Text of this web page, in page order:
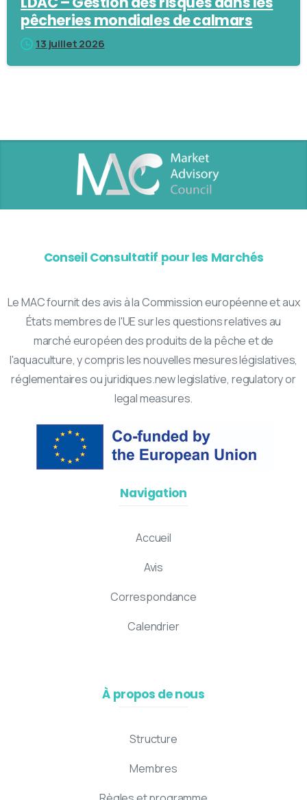
pêcheries mondiales de calmars
13 juillet 2026
Conseil Consultatif pour les Marchés
Le MAC fournit des avis à la Commission européenne et aux
États membres de l'UE sur les questions relatives au
marché européen des produits de la pêche et de
l'aquaculture, y compris les nouvelles mesures législatives,
réglementaires ou juridiques.new legislative, regulatory or
legal measures.
Navigation
Accueil
Avis
Correspondance
Calendrier
À propos de nous
Structure
Membres